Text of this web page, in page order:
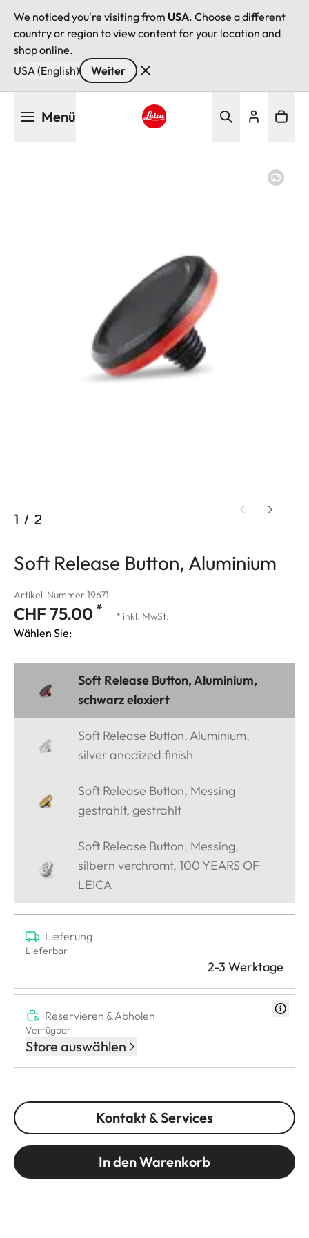
We noticed you're visiting from USA. Choose a different
country or region to view content for your location and
shop online.
USA (English)
Weiter
Menü
1 / 2
Soft Release Button, Aluminium
Artikel-Nummer 19671
CHF 75.00 * * inkl. MwSt.
Wählen Sie:
Soft Release Button, Aluminium,
schwarz eloxiert
Soft Release Button, Aluminium,
silver anodized finish
Soft Release Button, Messing
gestrahlt, gestrahlt
Soft Release Button, Messing,
silbern verchromt, 100 YEARS OF
LEICA
Lieferung
Lieferbar
2-3 Werktage
Reservieren & Abholen
Verfügbar
Store auswählen
Kontakt & Services
In den Warenkorb